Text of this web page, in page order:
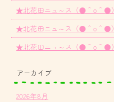
★北花田ニュ～ス（●＾o＾●）
★北花田ニュ～ス（●＾o＾●）
★北花田ニュ～ス（●＾o＾●）
アーカイブ
2026年8月